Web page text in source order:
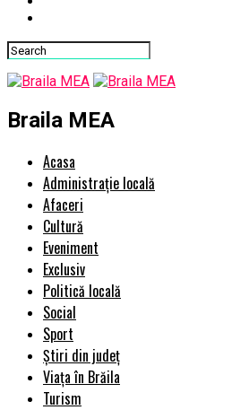
Braila MEA
Acasa
Administrație locală
Afaceri
Cultură
Eveniment
Exclusiv
Politică locală
Social
Sport
Știri din județ
Viața în Brăila
Turism